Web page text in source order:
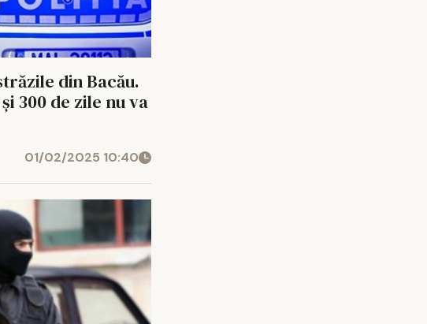
din Bacău.
300 de zile nu va
01/02/2025 10:40